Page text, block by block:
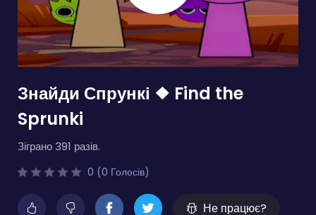
Знайди Спрункі ❖ Find the
Sprunki
Зіграно 391 разів.
0 (0 Голосів)
Не працює?